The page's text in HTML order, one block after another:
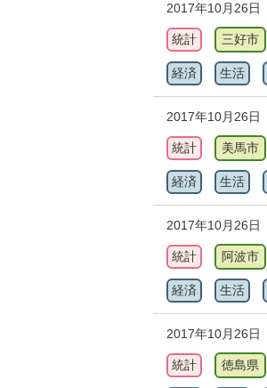
2017年10月26日
統計 三好市
経済 生活
2017年10月26日
統計 美馬市
経済 生活
2017年10月26日
統計 阿波市
経済 生活
2017年10月26日
統計 徳島県